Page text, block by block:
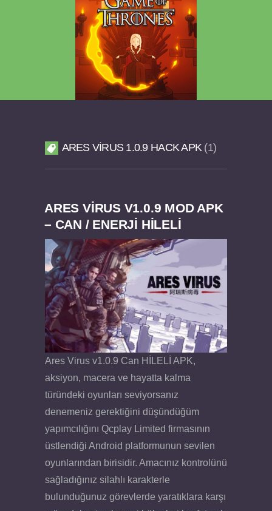
Dream Road Multiplayer v1.4.2 PARA HİLELİ
APK
Felix the Reaper v1.25 FULL APK
ARES VIRUS 1.0.9 HACK APK 1
ARES VIRUS V1.0.9 MOD APK
– CAN / ENERJI HİLELİ
Ares Virus v1.0.9 Can HİLELİ APK,
aksiyon, macera ve hayatta kalma
türündeki oyunları seviyorsanız
denemeniz gerektiğini düşündüğüm
yapımcılığını Qcplay Limited firmasının
üstlendiği Android platformunun sevilen
oyunlarından birisidir. Amacınız kontrolünü
sağladığınız silahlı karakterle
bulunduğunuz görevlerde yaratıklara karşı